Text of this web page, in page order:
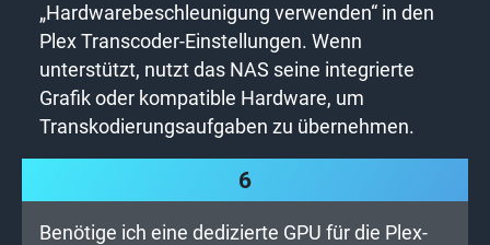
„Hardwarebeschleunigung verwenden“ in den
Plex Transcoder-Einstellungen. Wenn
unterstützt, nutzt das NAS seine integrierte
Grafik oder kompatible Hardware, um
Transkodierungsaufgaben zu übernehmen.
6
Benötige ich eine dedizierte GPU für die Plex-